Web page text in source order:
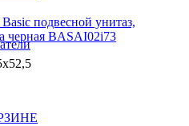
подвесной унитаз,
черная BASAI02i73